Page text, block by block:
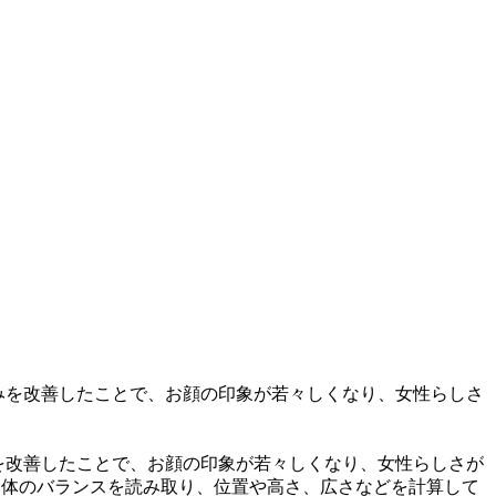
善したことで、お顔の印象が若々しくなり、女性らしさが
のバランスを読み取り、位置や高さ、広さなどを計算して